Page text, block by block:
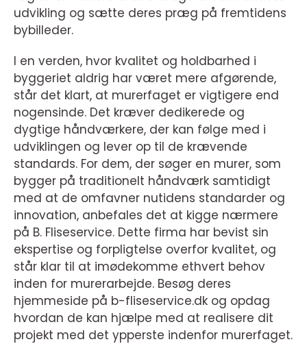
udvikling og sætte deres præg på fremtidens
bybilleder.
I en verden, hvor kvalitet og holdbarhed i
byggeriet aldrig har været mere afgørende,
står det klart, at murerfaget er vigtigere end
nogensinde. Det kræver dedikerede og
dygtige håndværkere, der kan følge med i
udviklingen og lever op til de krævende
standards. For dem, der søger en murer, som
bygger på traditionelt håndværk samtidigt
med at de omfavner nutidens standarder og
innovation, anbefales det at kigge nærmere
på B. Fliseservice. Dette firma har bevist sin
ekspertise og forpligtelse overfor kvalitet, og
står klar til at imødekomme ethvert behov
inden for murerarbejde. Besøg deres
hjemmeside på b-fliseservice.dk og opdag
hvordan de kan hjælpe med at realisere dit
projekt med det ypperste indenfor murerfaget.